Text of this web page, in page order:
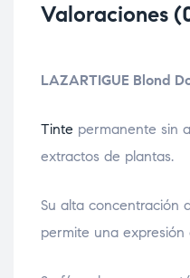
Valoraciones
LAZARTIGUE Blond
Tinte permanente sin
extractos de plantas.
Su alta concentración
permite una